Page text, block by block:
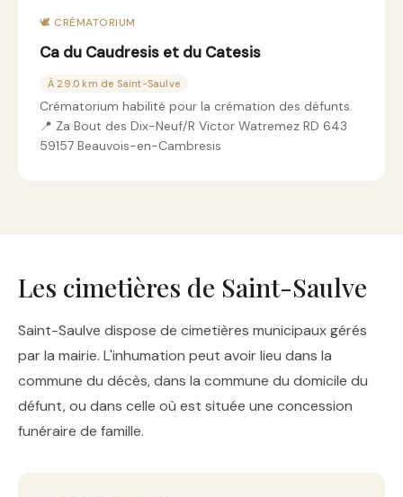
🕊️ CRÉMATORIUM
Ca du Caudresis et du Catesis
À 29.0 km de Saint-Saulve
Crématorium habilité pour la crémation des défunts.
📍 Za Bout des Dix-Neuf/R Victor Watremez RD 643
59157 Beauvois-en-Cambresis
Les cimetières de Saint-Saulve
Saint-Saulve dispose de cimetières municipaux gérés
par la mairie. L'inhumation peut avoir lieu dans la
commune du décès, dans la commune du domicile du
défunt, ou dans celle où est située une concession
funéraire de famille.